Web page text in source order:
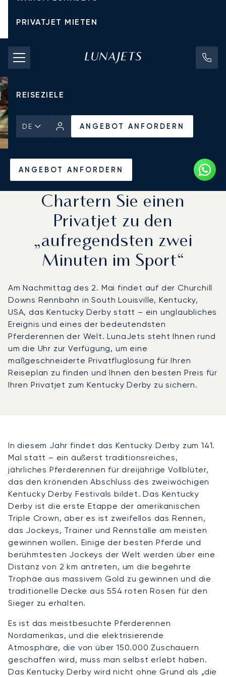
PRIVATJET MIETEN
CHARTERPREISE
PRIVATJETS
REISEZIELE
DE ANGEBOT ANFORDERN
ANGEBOT ANFORDERN
Chartern Sie einen
Privatjet zu den
„aufregendsten zwei
Minuten im Sport“
Am Nachmittag des 2. Mai findet auf der Churchill
Downs Rennbahn in South Louisville, Kentucky,
USA, das Kentucky Derby statt – ein unglaubliches
Ereignis und eines der bedeutendsten
Pferderennen der Welt. LunaJets steht Ihnen rund
um die Uhr zur Verfügung, um eine
maßgeschneiderte Privatfluglösung für Ihren
Reiseplan zu finden und Ihnen den besten Preis für
Ihren Privatjet zum Kentucky Derby zu sichern.
In diesem Jahr findet das Kentucky Derby zum 141.
Mal statt – ein äußerst traditionsreiches,
jährliches Pferderennen für dreijährige Vollblüter,
das den krönenden Abschluss des zweiwöchigen
Kentucky Derby Festivals bildet. Das Kentucky
Derby ist die erste Etappe der amerikanischen
Triple Crown, aber es ist zweifellos das Rennen,
das Jockeys, Trainer und Rennställe am meisten
gewinnen wollen. Einige der besten Pferde und
berühmtesten Jockeys der Welt werden über eine
Distanz von 2 km antreten, um die begehrte
Trophäe aus massivem Gold zu gewinnen und die
traditionelle Decke aus 554 roten Rosen für den
Sieger zu erhalten.
Es ist das meistbesuchte Pferderennen
Nordamerikas, und die elektrisierende
Atmosphäre, die von über 150.000 Zuschauern
geschaffen wird, muss man selbst erlebt haben.
Das Kentucky Derby wird nicht ohne Grund als „die